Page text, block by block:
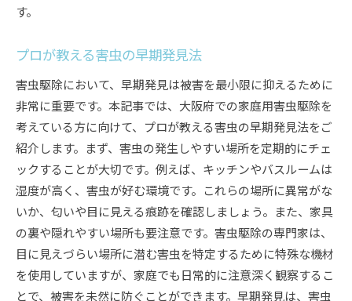
す。
プロが教える害虫の早期発見法
害虫駆除において、早期発見は被害を最小限に抑えるために
非常に重要です。本記事では、大阪府での家庭用害虫駆除を
考えている方に向けて、プロが教える害虫の早期発見法をご
紹介します。まず、害虫の発生しやすい場所を定期的にチェ
ックすることが大切です。例えば、キッチンやバスルームは
湿度が高く、害虫が好む環境です。これらの場所に異常がな
いか、匂いや目に見える痕跡を確認しましょう。また、家具
の裏や隠れやすい場所も要注意です。害虫駆除の専門家は、
目に見えづらい場所に潜む害虫を特定するために特殊な機材
を使用していますが、家庭でも日常的に注意深く観察するこ
とで、被害を未然に防ぐことができます。早期発見は、害虫